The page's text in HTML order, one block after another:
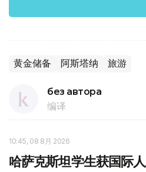
黄金储备 阿斯塔纳 旅游
без автора
编译
10:45, 08 8月 2026
哈萨克斯坦学生获国际